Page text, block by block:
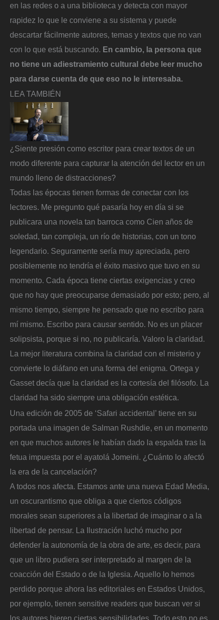
en las redes o a una biblioteca y detecta con mayor
rapidez lo que le conviene a su sistema y puede
descartar fácilmente autores, temas y textos que no van
con lo que está buscando. En cambio, la persona que
no tiene un adiestramiento cultural debe leer mucho
para darse cuenta de que eso no le interesaba.
LEA TAMBIÉN
¿Siente presión como escritor para crear textos de un
modo diferente para capturar la atención del lector en un
mundo lleno de distracciones?
Todas las épocas tienen formas de conectar con los
lectores. Me pregunto qué pasaría hoy en día si se
publicara una novela tan barroca como Cien años de
soledad, tan compleja, un río de historias, con un tono
legendario. Seguramente sería muy apreciada, pero
posiblemente no tendría el éxito masivo que tuvo en su
momento. Cada época tiene ciertas exigencias y creo
que no hay que preocuparse demasiado por esto; pero, al
mismo tiempo, siempre he pensado que no escribo para
mí mismo. Escribo para causar sentido. No es un placer
solipsista, porque si no, no publicaría. Valoro la claridad.
La mejor literatura combina la claridad con el misterio y
convierte lo diáfano en una forma del enigma. Ortega y
Gasset decía que la claridad es la cortesía del filósofo. La
claridad ha sido siempre una obligación estética.
Una edición de 2005 de ‘Safari accidental’ tiene en su
portada una imagen de Salman Rushdie, en un momento
en que muchos autores le habían dado la espalda tras la
fetua impuesta por el ayatolá Jomeini. ¿Cuánto lo afectó
la era de la cancelación?
A todos nos afecta. Estamos ante una nueva Edad Media,
un oscurantismo que obliga a que ciertos códigos
morales sean superiores a la libertad de imaginar o a la
libertad de pensar. La Ilustración luchó mucho por
defender la autonomía de la obra de arte, es decir, para
que un libro pudiera ser interpretado al margen de la
coacción del Estado o de la Iglesia. Aquello lo hemos
perdido porque ahora las editoriales en Estados Unidos,
por ejemplo, tienen sensitive readers que buscan ver si
los autores hieren ciertas sensibilidades. Todo esto no es